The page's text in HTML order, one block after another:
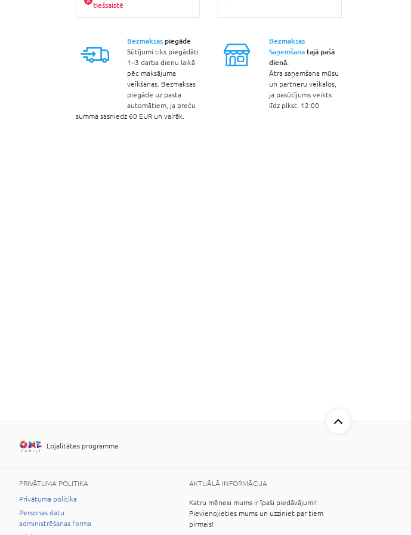
tiešsaistē
Bezmaksas piegāde
Sūtījumi tiks piegādāti
1–3 darba dienu laikā
pēc maksājuma
veikšanas. Bezmaksas
piegāde uz pasta
automātiem, ja preču
summa sasniedz 60 EUR un vairāk.
Bezmaksas
Saņemšanatajā pašā
dienā.
Ātra saņemšana mūsu
un partneru veikalos,
ja pasūtījums veikts
līdz plkst. 12:00
Lojalitātes programma
PRIVĀTUMA POLITIKA
Privātuma politika
Personas datu
administrēšanas forma
AKTUĀLĀ INFORMĀCIJA
Katru mēnesi mums ir īpaši piedāvājumi!
Pievienojieties mums un uzziniet par tiem
pirmais!